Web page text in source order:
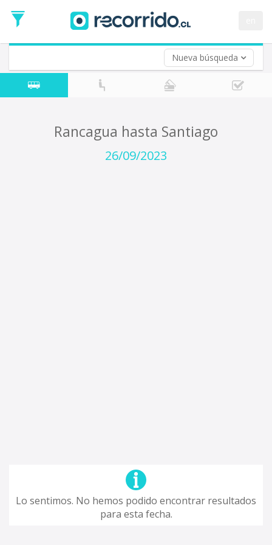
Nueva búsqueda
de
Ida
Vuelta (opcional)
Fecha
de
Rancagua hasta Santiago
26/09/2023
Lo sentimos. No hemos podido encontrar resultados
para esta fecha.